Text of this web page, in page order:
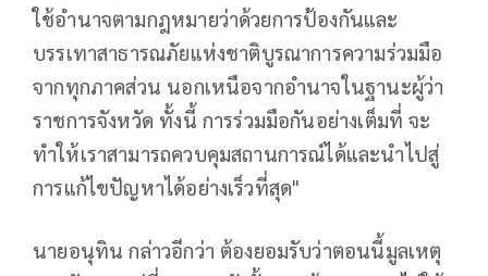
ใช้อำนาจตามกฎหมายว่าด้วยการป้องกันและ
บรรเทาสาธารณภัยแห่งชาติบูรณาการความร่วมมือ
จากทุกภาคส่วน นอกเหนือจากอำนาจในฐานะผู้ว่า
ราชการจังหวัด ทั้งนี้ การร่วมมือกันอย่างเต็มที่ จะ
ทำให้เราสามารถควบคุมสถานการณ์ได้และนำไปสู่
การแก้ไขปัญหาได้อย่างเร็วที่สุด"
นายอนุทิน กล่าวอีกว่า ต้องยอมรับว่าตอนนี้มูลเหตุ